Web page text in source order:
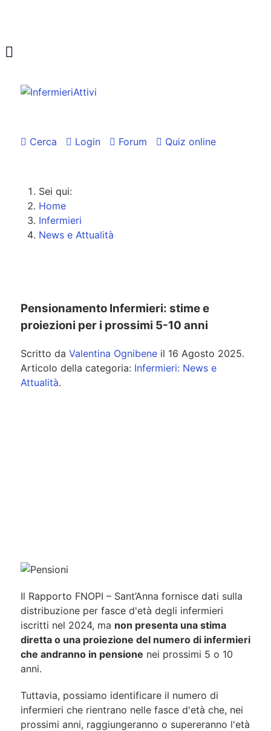
Cerca Login Forum Quiz online
Sei qui:
Home
Infermieri
News e Attualità
Pensionamento Infermieri: stime e
proiezioni per i prossimi 5-10 anni
Scritto da Valentina Ognibene il 16 Agosto 2025.
Articolo della categoria: Infermieri: News e
Attualità.
Il Rapporto FNOPI – Sant’Anna fornisce dati sulla
distribuzione per fasce d'età degli infermieri
iscritti nel 2024, ma non presenta una stima
diretta o una proiezione del numero di infermieri
che andranno in pensione nei prossimi 5 o 10
anni.
Tuttavia, possiamo identificare il numero di
infermieri che rientrano nelle fasce d'età che, nei
prossimi anni, raggiungeranno o supereranno l'età